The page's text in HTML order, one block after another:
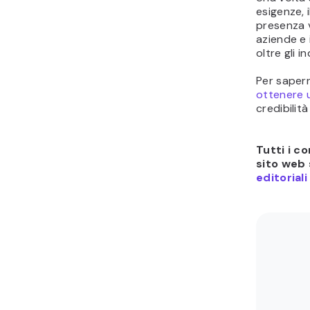
esigenze,
presenza
aziende
oltre gli
Per
ottenere
Tutti i
sito web
editoriali